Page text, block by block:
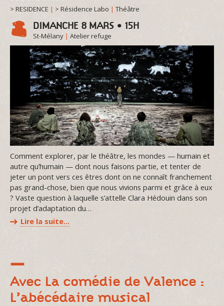
> RESIDENCE | > Résidence Labo | Théâtre
DIMANCHE 8 MARS • 15H
St-Mélany | Atelier refuge
Comment explorer, par le théâtre, les mondes — humain et
autre qu’humain — dont nous faisons partie, et tenter de
jeter un pont vers ces êtres dont on ne connaît franchement
pas grand-chose, bien que nous vivions parmi et grâce à eux
? Vaste question à laquelle s’attelle Clara Hédouin dans son
projet d’adaptation du…
Lire la suite…
Avec La comédie de Valence :
L’abécédaire musical